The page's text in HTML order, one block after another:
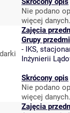
Nie podano
więcej danych.
Zajęcia
Grupy
- IKS,
Inżynierii
Skrócony opis
Nie podano
więcej danych.
Zajęcia